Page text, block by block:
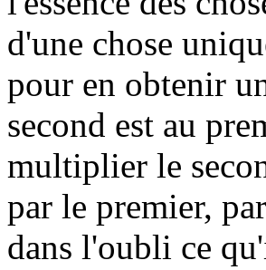
d'une chose
pour en obtenir
second est au
multiplier le
par le premier,
dans l'oubli ce